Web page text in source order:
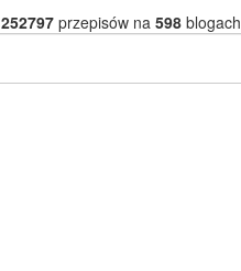
252797przepisów na 598